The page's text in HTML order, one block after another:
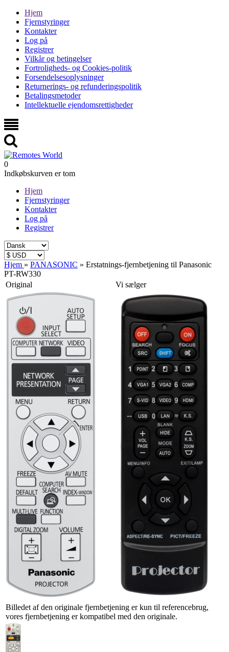
Hjem
Fjernstyringer
Kontakter
Log på
Registrer
Vilkår og betingelser
Fortroligheds- og Cookies-politik
Forsendelsesoplysninger
Returnerings- og refunderingspolitik
Betalingsmetoder
Intellektuelle ejendomsrettigheder
0
Indkøbskurven er tom
Hjem
Fjernstyringer
Kontakter
Log på
Registrer
Hjem » PANASONIC » Erstatnings-fjernbetjening til Panasonic
PT-RW330
Original
Vi sælger
Billedet af den originale fjernbetjening er kun til referencebrug,
vores fjernbetjening er kompatibel med den originale.